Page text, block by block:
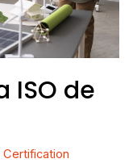
ISO de
Certification